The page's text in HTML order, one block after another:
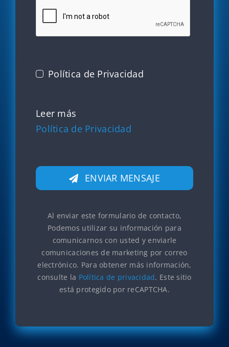
Política de Privacidad
Leer más
Política de Privacidad
ENVIAR MENSAJE
Al enviar este formulario de contacto,
Podemos utilizar su información para
comunicarnos con usted y enviarle
comunicaciones de marketing por correo
electrónico. Para obtener más información,
consulte la Política de privacidad. Este sitio
está protegido por reCAPTCHA.